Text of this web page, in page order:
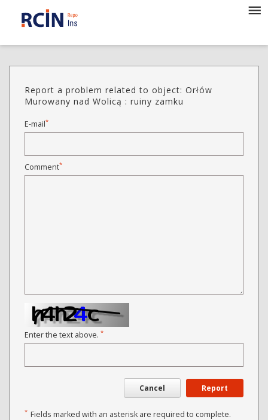
Report a problem related to object: Orłów
Murowany nad Wolicą : ruiny zamku
E-mail*
Comment*
Enter the text above. *
Cancel Report
* Fields marked with an asterisk are required to complete.